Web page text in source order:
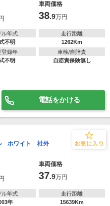
車両価格
38.9万円
ル年式
不明
走行距離
1262Km
登録年
不明
車検/自賠責
自賠責保険無し
電話をかける
ホワイト 社外
車両価格
37.9万円
ル年式
年
走行距離
15639Km